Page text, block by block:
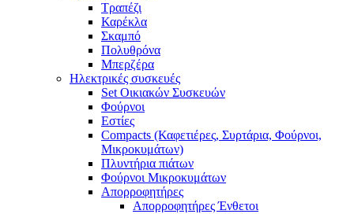
Τραπέζι
Καρέκλα
Σκαμπό
Πολυθρόνα
Μπερζέρα
Ηλεκτρικές συσκευές
Set Οικιακών Συσκευών
Φούρνοι
Εστίες
Compacts (Καφετιέρες, Συρτάρια, Φούρνοι,
Μικροκυμάτων)
Πλυντήρια πιάτων
Φούρνοι Μικροκυμάτων
Απορροφητήρες
Απορροφητήρες Ένθετοι